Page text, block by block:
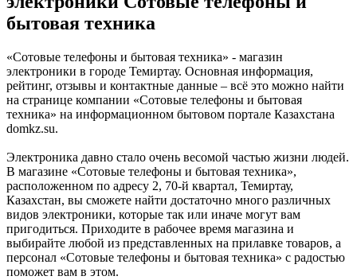
бытовая техника
«Сотовые телефоны и бытовая техника» - магазин
электроники в городе Темиртау. Основная информация,
рейтинг, отзывы и контактные данные – всё это можно найти
на странице компании «Сотовые телефоны и бытовая
техника» на информационном бытовом портале Казахстана
domkz.su.
Электроника давно стало очень весомой частью жизни людей.
В магазине «Сотовые телефоны и бытовая техника»,
расположенном по адресу 2, 70-й квартал, Темиртау,
Казахстан, вы сможете найти достаточно много различных
видов электроники, которые так или иначе могут вам
пригодиться. Приходите в рабочее время магазина и
выбирайте любой из представленных на прилавке товаров, а
персонал «Сотовые телефоны и бытовая техника» с радостью
поможет вам в этом.